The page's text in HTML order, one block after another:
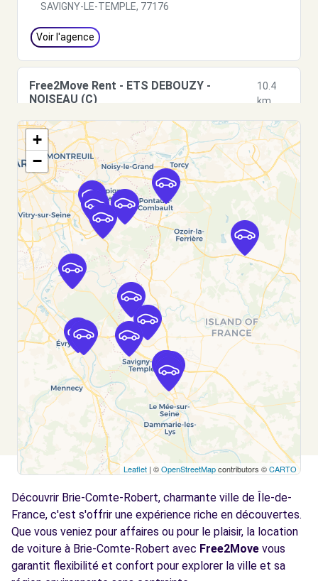
SAVIGNY-LE-TEMPLE, 77176
Voir l'agence
Free2Move Rent - ETS DEBOUZY -
NOISEAU (C)
10.4
km
2 QUATER AV PIERRE MENDES FRANCE
NOISEAU, 94880
Voir l'agence
Free2Move Rent - ETS DEBOUZY - BOISSY-
ST-LEGER (C)
8 RUE DU 8 MAI 1945
BOISSY-ST-LEGER, 94470
Voir l'agence
Free2Move Rent - ROISSY FRANCILIENNE
AUTOMOBILES SARL - ROISSY-EN-BRIE (C)
12.2
17 RUE DENIS PAPIN
ROISSY-EN-BRIE, 77680
Voir l'agence
Free2move Rent - ETS RUFFIN HEITMANN - 12.2
km
129 AVENUE CHARLES DE GAULLE
MONTGERON, FR-91, 91230
+
−
Leaflet | ©OpenStreetMapcontributors ©CARTO
Découvrir Brie-Comte-Robert, charmante ville de Île-de-
France, c'est s'offrir une expérience riche en découvertes.
Que vous veniez pour affaires ou pour le plaisir, la location
de voiture à Brie-Comte-Robert avec Free2Move vous
garantit flexibilité et confort pour explorer la ville et sa